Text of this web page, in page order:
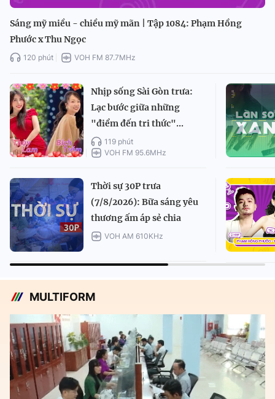
Sáng mỹ miều - chiều mỹ mãn | Tập 1084: Phạm Hồng
Phước x Thu Ngọc
120 phút VOH FM 87.7MHz
Nhịp sống Sài Gòn trưa:
Lạc bước giữa những
"điểm đến tri thức"...
119 phút
VOH FM 95.6MHz
Thời sự 30P trưa
(7/8/2026): Bữa sáng yêu
thương ấm áp sẻ chia
VOH AM 610KHz
MULTIFORM